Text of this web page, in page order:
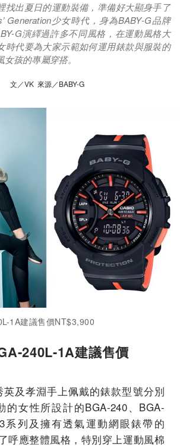
找出夏日的運動裝備，準備好大顯身手了
Generation少女時代，身為BABY-G品牌
G演繹過許多不同風格，在運動風格大
時代要為大家示範如何運用錶款與服裝的
孩的專屬穿搭。
文／VK 來源／BABY-G
1A建議售價NT$3,900
240L-1A建議售價
及孝淵手上佩戴的錶款型號分別
的女性所設計的BGA-240、BGA-
系列及擁有透氣運動網眼錶帶的
呼應整體風格，特別穿上運動風棉